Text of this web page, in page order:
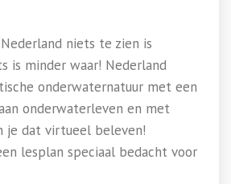
niets te zien is
is minder waar! Nederland
onderwaternatuur met een
onderwaterleven en met
je dat virtueel beleven!
lesplan speciaal bedacht voor